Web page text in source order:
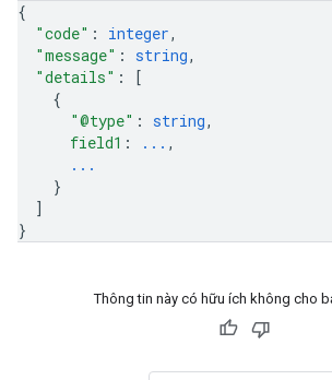
{
"code" : integer,
"message" : string,
"details" :
[
{
"@type" : string,
field1 : ... ,
...
}
]
}
Thông tin này có hữu ích không cho